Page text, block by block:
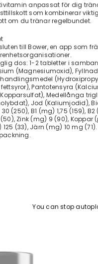
anpassat för dig
som kombinerar
om du tränar regelbundet.
till Bower, en app som
dos: 1-2 tabletter i
(Magnesiumoxid),
Pantotensyra
Medellånga
Jod (Kaliumjodid),
(250), B1 (mg) 1,75 (159),
Zink (mg) 9 (90), Koppar
(33), Järn (mg) 10 mg
You can stop